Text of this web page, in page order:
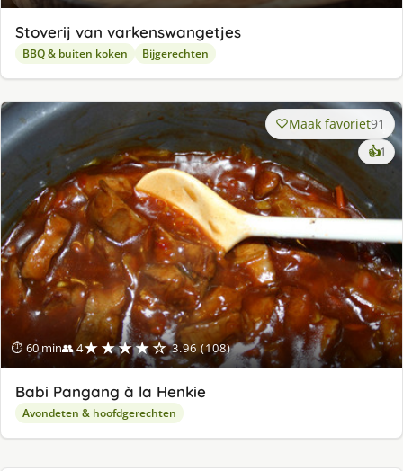
Stoverij van varkenswangetjes
BBQ & buiten koken Bijgerechten
⏱ 60 min👥 4★★★★☆ 3.96 (108)
Maak favoriet91
👍1
Babi Pangang à la Henkie
Avondeten & hoofdgerechten